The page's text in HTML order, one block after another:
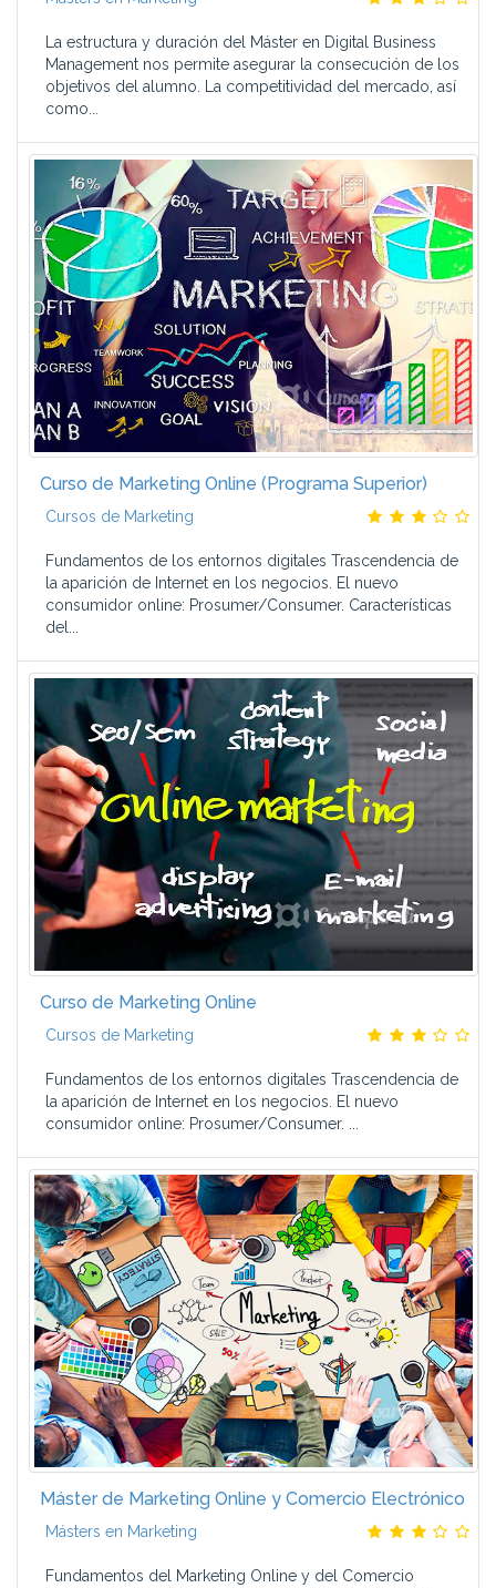
La estructura y duración del Máster en Digital Business
Management nos permite asegurar la consecución de los
objetivos del alumno. La competitividad del mercado, así
como...
Curso de Marketing Online (Programa Superior)
Cursos de Marketing
Fundamentos de los entornos digitales Trascendencia de
la aparición de Internet en los negocios. El nuevo
consumidor online: Prosumer/Consumer. Características
del...
Curso de Marketing Online
Cursos de Marketing
Fundamentos de los entornos digitales Trascendencia de
la aparición de Internet en los negocios. El nuevo
consumidor online: Prosumer/Consumer. ...
Máster de Marketing Online y Comercio Electrónico
Másters en Marketing
Fundamentos del Marketing Online y del Comercio